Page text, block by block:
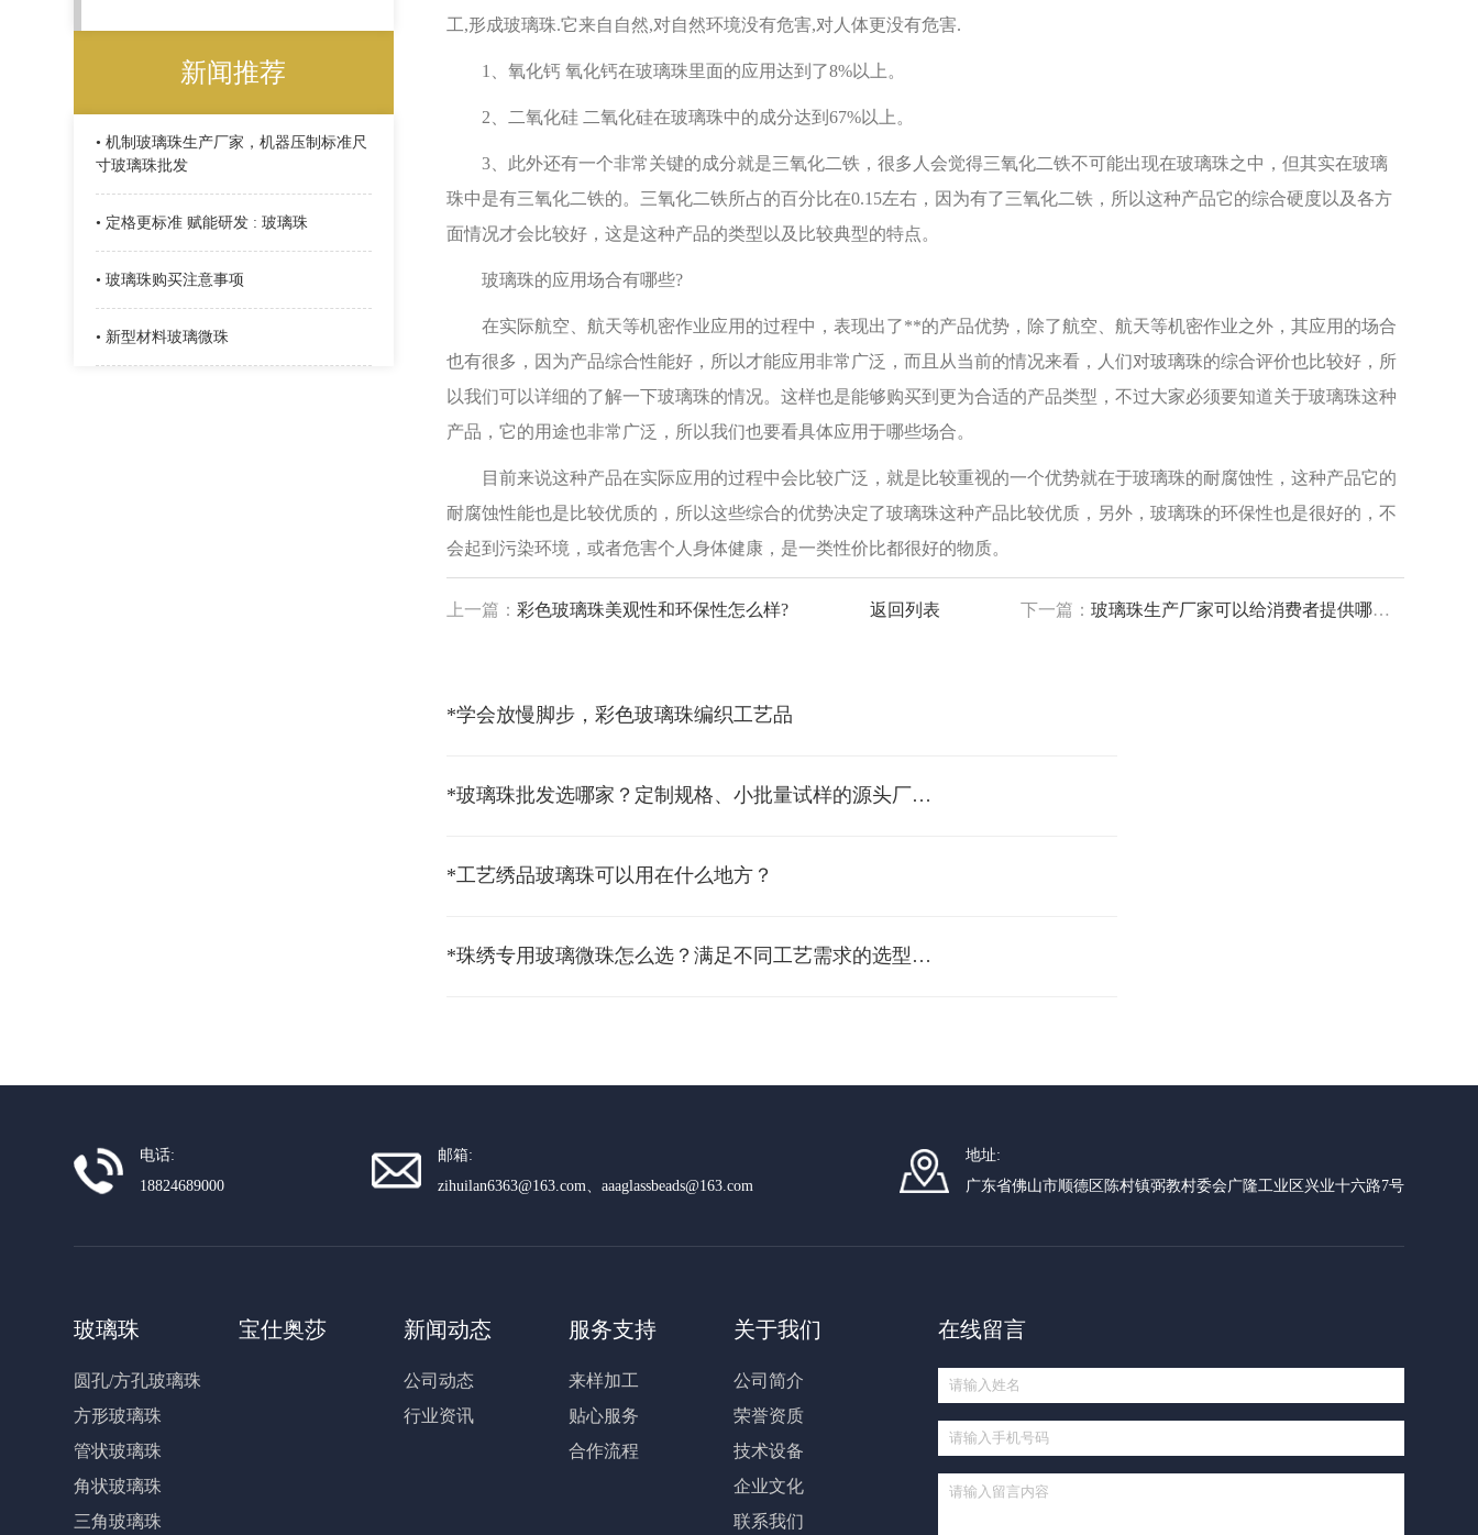
新闻推荐
• 机制玻璃珠生产厂家，机器压制标准尺
寸玻璃珠批发
• 定格更标准 赋能研发 : 玻璃珠
• 玻璃珠购买注意事项
• 新型材料玻璃微珠
工,形成玻璃珠.它来自自然,对自然环境没有危害,对人体更没有危害.
1、氧化钙 氧化钙在玻璃珠里面的应用达到了8%以上。
2、二氧化硅 ‍‍二氧化硅在玻璃珠中的成分达到67%以上。
3、此外还有一个非常关键的成分就是三氧化二铁，很多人会觉得三氧化二铁不可能出现在玻璃珠之中，但其实在玻璃
珠中‍‍是有三氧化二铁的。三氧化二铁所占的百分比在0.15左右，‍‍因为有了三氧化二铁，所以这种产品它的综合硬度以及各方
面情况才会比较好，这是这种产品的类型以及比较‍‍典型的特点。
玻璃珠的应用场合有哪些?
在实际航空、航天等机密作业应用的过程中，表现出了**的产品优势，除了航空、航天等机密作业之外，其应用的场合
也有很多，因为产品综合性能好，所以才能应用非常广泛，而且从当前的情况来看，人们对玻璃珠的综合评价也比较好，所
以我们可以详细的了解一下玻璃珠的情况。这样‍‍也是能够购买到更为合适的产品类型，不过大家必须要知道关于玻璃珠这种
产品，它的用途也非常广泛，所以我们也要看具体应用于哪些场合。
目前来说这种产品在实际应用的过程中会比较广泛，就是比较‍‍重视的一个优势就在于玻璃珠的耐腐蚀性，这种产品它的
耐腐蚀性能也是比较优质的，‍‍所以这些综合的优势决定了玻璃珠这种产品比较优质，另外，玻璃珠的环保性也是很好的，不
会起到污染环境，或者危害个人身体健康，是一类性价比都很好的物质。
上一篇： 彩色玻璃珠美观性和环保性怎么样? 返回列表 下一篇：玻璃珠生产厂家可以给消费者提供哪些帮助
*学会放慢脚步，彩色玻璃珠编织工艺品
*玻璃珠批发选哪家？定制规格、小批量试样的源头厂家别错过
*工艺绣品玻璃珠可以用在什么地方？
*珠绣专用玻璃微珠怎么选？满足不同工艺需求的选型建议
电话:
18824689000
邮箱:
zihuilan6363@163.com、aaaglassbeads@163.com
地址:
广东省佛山市顺德区陈村镇弼教村委会广隆工业区兴业十六路7号
玻璃珠
圆孔/方孔玻璃珠
方形玻璃珠
管状玻璃珠
角状玻璃珠
三角玻璃珠
宝仕奥莎 新闻动态
公司动态
行业资讯
服务支持
来样加工
贴心服务
合作流程
关于我们
公司简介
荣誉资质
技术设备
企业文化
联系我们
在线留言